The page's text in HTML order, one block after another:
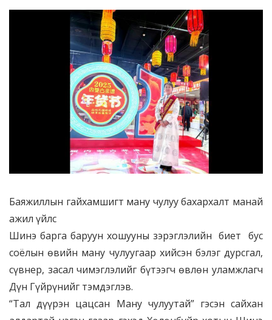
Баяжиллын гайхамшигт ману чулуу бахархалт манай
ажил үйлс
Шинэ барга баруун хошууны зэрэглэлийн биет бус
соёлын өвийн ману чулуугаар хийсэн бэлэг дурсгал,
сүвнер, засал чимэглэлийг бүтээгч өвлөн уламжлагч
Дүн Гүйрүнийг тэмдэглэв.
“Тал дүүрэн цацсан Ману чулуутай” гэсэн сайхан